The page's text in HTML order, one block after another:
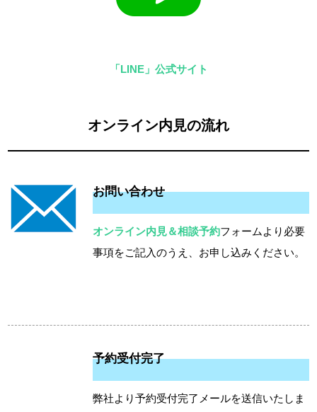
「LINE」公式サイト
オンライン内見の流れ
お問い合わせ
オンライン内見＆相談予約フォームより必要
事項をご記入のうえ、お申し込みください。
予約受付完了
弊社より予約受付完了メールを送信いたしま